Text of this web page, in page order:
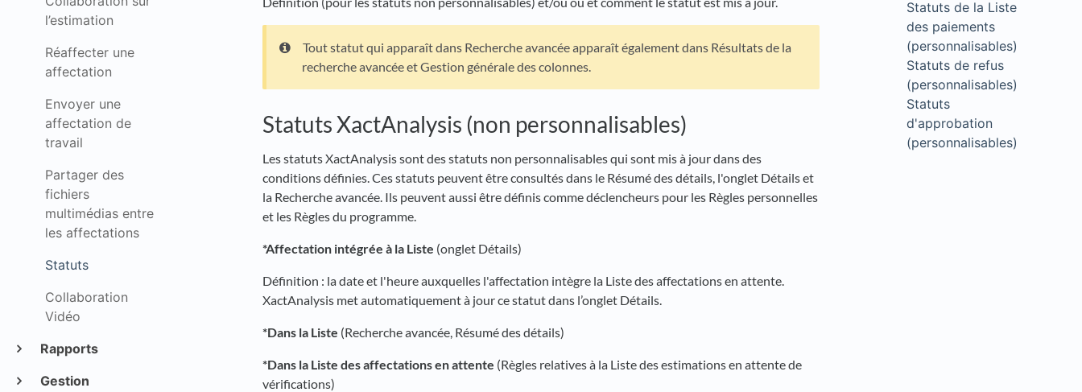
l’estimation
Réaffecter une
affectation
Envoyer une
affectation de
travail
Partager des
fichiers
multimédias entre
les affectations
Statuts
Collaboration
Vidéo
Rapports
Gestion
Tout statut qui apparaît dans Recherche avancée apparaît également dans Résultats de la
recherche avancée et Gestion générale des colonnes.
Statuts XactAnalysis (non personnalisables)
Les statuts XactAnalysis sont des statuts non personnalisables qui sont mis à jour dans des
conditions définies. Ces statuts peuvent être consultés dans le Résumé des détails, l'onglet Détails et
la Recherche avancée. Ils peuvent aussi être définis comme déclencheurs pour les Règles personnelles
et les Règles du programme.
*Affectation intégrée à la Liste (onglet Détails)
Définition : la date et l'heure auxquelles l'affectation intègre la Liste des affectations en attente.
XactAnalysis met automatiquement à jour ce statut dans l’onglet Détails.
*Dans la Liste (Recherche avancée, Résumé des détails)
*Dans la Liste des affectations en attente (Règles relatives à la Liste des estimations en attente de
vérifications)
Statuts de la Liste
des paiements
(personnalisables)
Statuts de refus
(personnalisables)
Statuts
d'approbation
(personnalisables)